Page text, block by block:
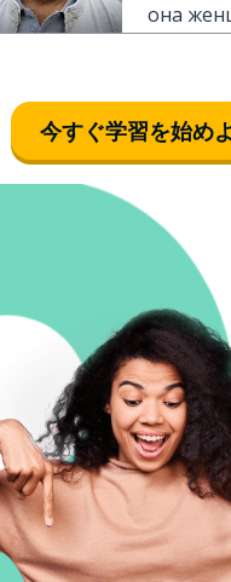
она
今すぐ学習を始め